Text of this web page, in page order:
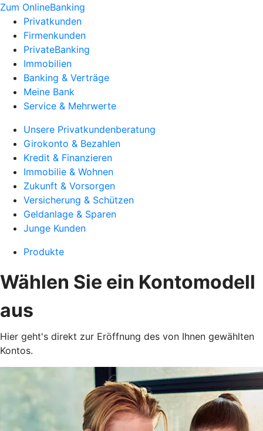
Zum OnlineBanking
Privatkunden
Firmenkunden
PrivateBanking
Immobilien
Banking & Verträge
Meine Bank
Service & Mehrwerte
Unsere Privatkundenberatung
Girokonto & Bezahlen
Kredit & Finanzieren
Immobilie & Wohnen
Zukunft & Vorsorgen
Versicherung & Schützen
Geldanlage & Sparen
Junge Kunden
Produkte
Wählen Sie ein Kontomodell
aus
Hier geht's direkt zur Eröffnung des von Ihnen gewählten
Kontos.